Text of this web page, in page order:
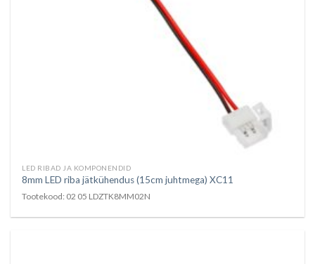
LED RIBAD JA KOMPONENDID
8mm LED riba jätkühendus (15cm juhtmega) XC11
Tootekood: 02 05 LDZTK8MM02N